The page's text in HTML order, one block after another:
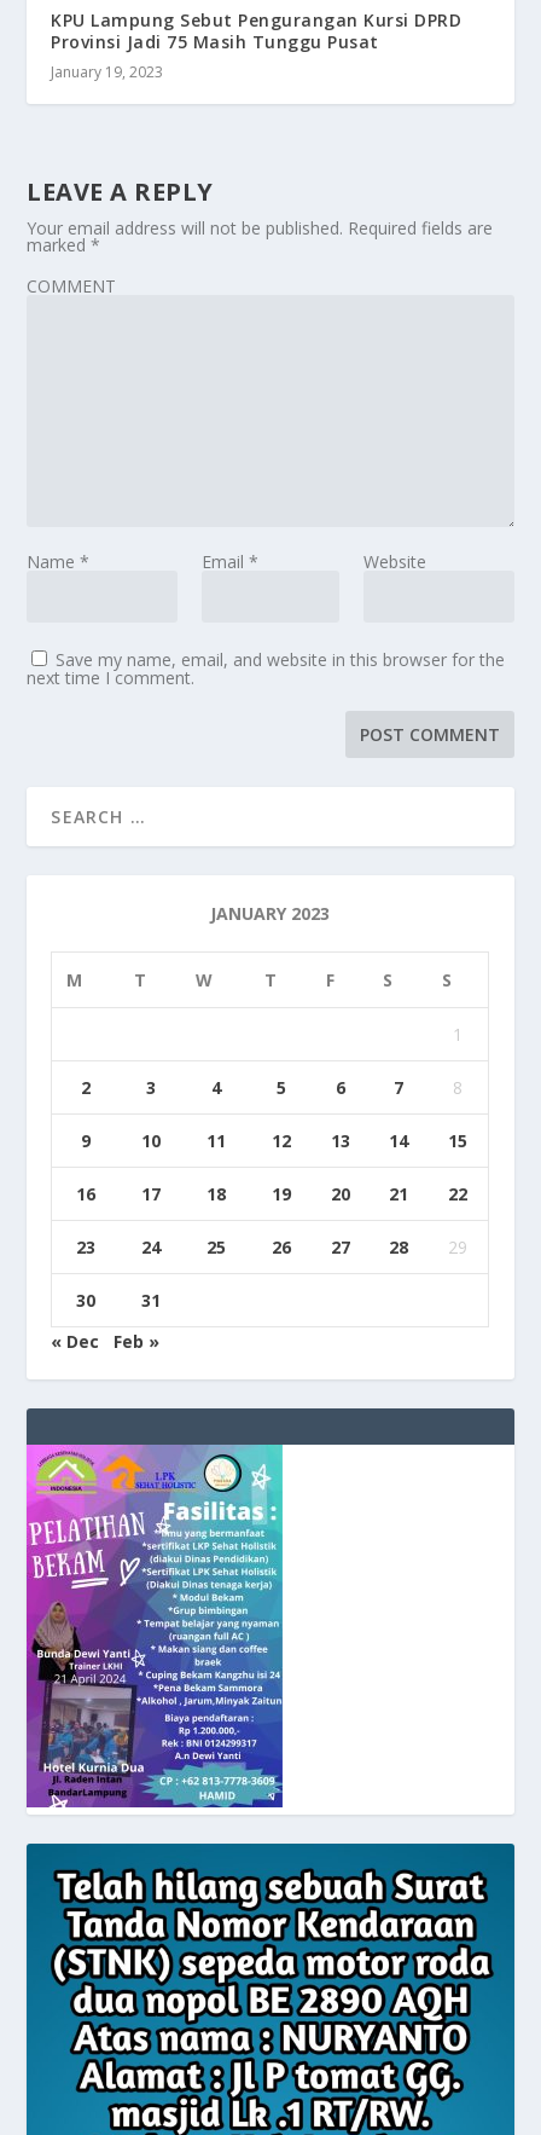
KPU Lampung Sebut Pengurangan Kursi DPRD
Provinsi Jadi 75 Masih Tunggu Pusat
January 19, 2023
LEAVE A REPLY
Your email address will not be published. Required fields are
marked*
COMMENT
Name* Email * Website
Save my name, email, and website in this browser for the
next time I comment.
JANUARY 2023
M T W T F S S
1
2 3 4 5 6 7 8
9 10 11 12 13 14 15
16 17 18 19 20 21 22
23 24 25 26 27 28 29
30
31
« Dec
Feb »